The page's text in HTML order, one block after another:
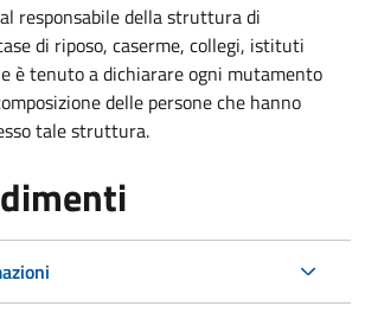
responsabile della struttura di
di riposo, caserme, collegi, istituti
è tenuto a dichiarare ogni mutamento
delle persone che hanno
tale struttura.